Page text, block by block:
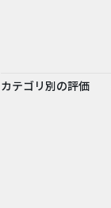
カテゴリ別の評価